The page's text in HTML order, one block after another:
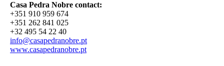
Casa Pedra Nobre contact:
+351 910 959 674
+351 262 841 025
+32 495 54 22 40
info@casapedranobre.pt
www.casapedranobre.pt